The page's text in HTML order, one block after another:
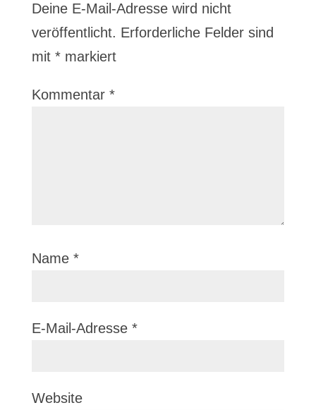
Deine E-Mail-Adresse wird nicht
veröffentlicht. Erforderliche Felder sind
mit *markiert
Kommentar *
Name *
E-Mail-Adresse *
Website